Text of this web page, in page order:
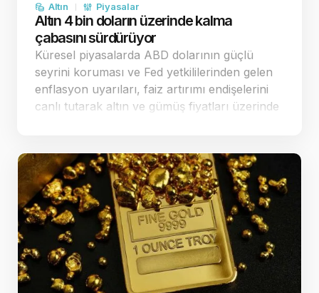
Altın Piyasalar
Altın 4 bin doların üzerinde kalma
çabasını sürdürüyor
Küresel piyasalarda ABD dolarının güçlü
seyrini koruması ve Fed yetkililerinden gelen
enflasyon uyarıları, faiz artırımı endişelerini
canlı tutarak altın ve gümüş fiyatları üzerinde